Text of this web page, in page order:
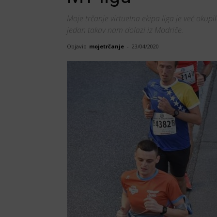
Moje trčanje virtuelna ekipa liga je već
jedan takav nam dolazi iz Modriče.
Objavio mojetrčanje - 23/04/2020